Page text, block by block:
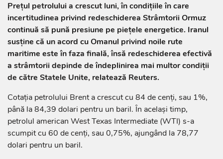
Prețul petrolului a crescut luni, în condițiile în care
incertitudinea privind redeschiderea Strâmtorii Ormuz
continuă să pună presiune pe piețele energetice. Iranul
susține că un acord cu Omanul privind noile rute
maritime este în faza finală, însă redeschiderea efectivă
a strâmtorii depinde de îndeplinirea mai multor condiții
de către Statele Unite, relatează Reuters.
Cotația petrolului Brent a crescut cu 84 de cenți, sau 1%,
până la 84,39 dolari pentru un baril. În același timp,
petrolul american West Texas Intermediate (WTI) s-a
scumpit cu 60 de cenți, sau 0,75%, ajungând la 78,77
dolari pentru un baril.